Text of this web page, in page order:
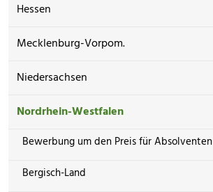
Hessen
Mecklenburg-Vorpom.
Niedersachsen
Nordrhein-Westfalen
Bewerbung um den Preis für Absolventen
Bergisch-Land